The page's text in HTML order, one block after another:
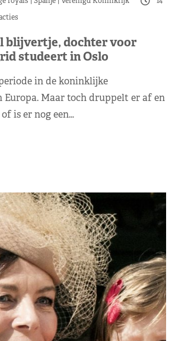
blijvertje, dochter voor
studeert in Oslo
in de koninklijke
Europa. Maar toch druppelt er af en
is er nog een…